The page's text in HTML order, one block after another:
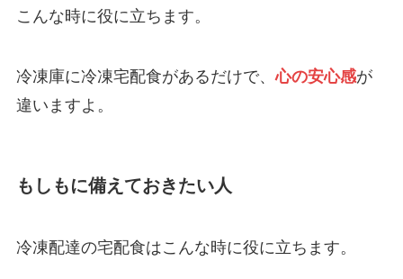
こんな時に役に立ちます。
冷凍庫に冷凍宅配食があるだけで、心の安心感が
違いますよ。
もしもに備えておきたい人
冷凍配達の宅配食はこんな時に役に立ちます。